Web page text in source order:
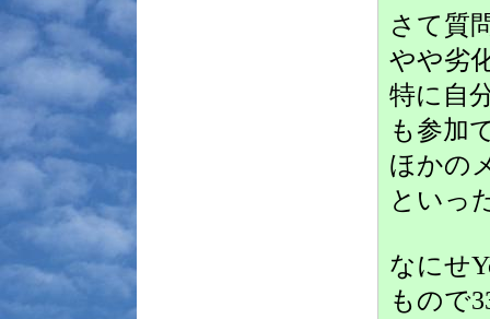
さて質
やや劣
特に自
も参加
ほかの
といっ
なにせ
もので